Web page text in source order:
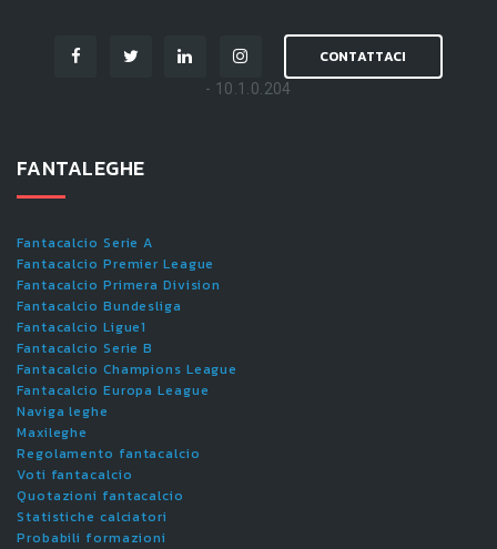
CONTATTACI
- 10.1.0.204
FANTALEGHE
Fantacalcio Serie A
Fantacalcio Premier League
Fantacalcio Primera Division
Fantacalcio Bundesliga
Fantacalcio Ligue1
Fantacalcio Serie B
Fantacalcio Champions League
Fantacalcio Europa League
Naviga leghe
Maxileghe
Regolamento fantacalcio
Voti fantacalcio
Quotazioni fantacalcio
Statistiche calciatori
Probabili formazioni